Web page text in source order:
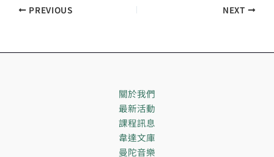
PREVIOUS NEXT
關於我們
最新活動
課程訊息
韋達文庫
曼陀音樂